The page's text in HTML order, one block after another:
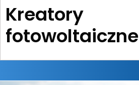
Kreatory
fotowoltaiczne